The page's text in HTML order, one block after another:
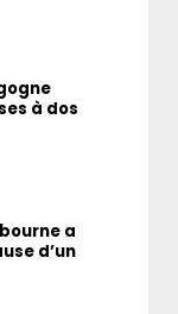
à dos
a
d’un